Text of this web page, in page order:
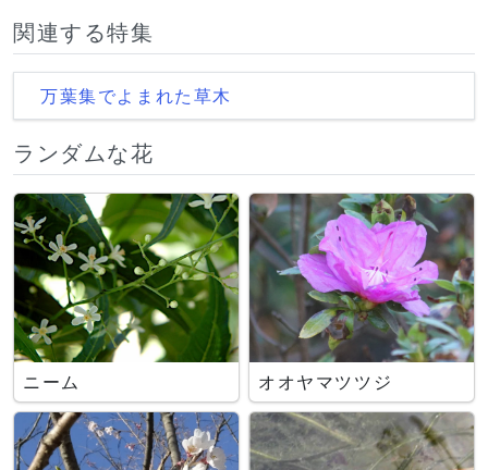
関連する特集
万葉集でよまれた草木
ランダムな花
ニーム オオヤマツツジ